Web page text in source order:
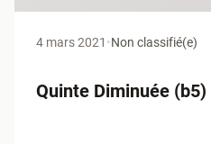
4 mars 2021 •Non classifié(e)
Quinte Diminuée (b5)